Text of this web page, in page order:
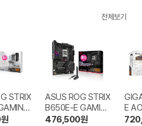
전체보기
STRIX
원
ASUS ROG STRIX
B650E-E GAMIN
G WIFI STCOM
476,500원
E
E 피